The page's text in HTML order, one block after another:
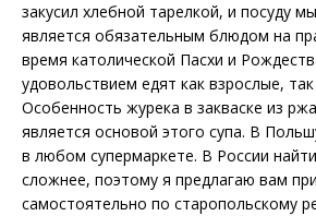
закусил хлебной тарелкой, и посуду
является обязательным блюдом на
время католической Пасхи и
удовольствием едят как взрослые,
Особенность журека в закваске из
является основой этого супа. В
в любом супермаркете. В России найти
сложнее, поэтому я предлагаю вам
самостоятельно по старопольскому